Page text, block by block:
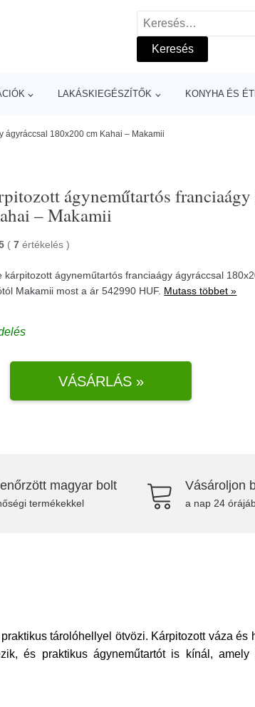
Keresés:
LAKÁSKIEGÉSZÍTŐK KONYHA ÉS
ágyráccsal 180x200 cm Kahai – Makamii
ágyneműtartós franciaágy
– Makamii
( 7 értékelés)
kárpitozott ágyneműtartós franciaágy ágyráccsal
Makamii most a ár 542990 HUF. Mutass többet »
VÁSÁRLÁS »
magyar bolt
termékekkel
Vásároljon
a nap 24
tárolóhellyel ötvözi. Kárpitozott váza és
és praktikus ágyneműtartót is kínál, amely